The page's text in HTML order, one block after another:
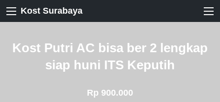
Kost Surabaya
Kost Putri AC bisa ber 2 lengkap
siap huni ITS Keputih
Rp 900.000